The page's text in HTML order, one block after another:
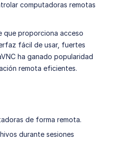
computadoras remotas
que proporciona acceso
fácil de usar, fuertes
ha ganado popularidad
remota eficientes.
de forma remota.
durante sesiones